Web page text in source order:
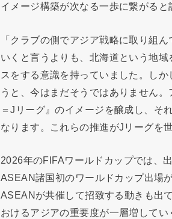
イメージ構築が次なる一歩に繋がると
「クラブの側でアジア戦略に取り組
いくと言うよりも、北海道という地
スをする意識を持っていました。し
うと、今はまだそうではありません
＝Jリーグ』のイメージを醸成し、そ
なります。これらの推進がJリーグを
2026年のFIFAワールドカップでは、
ASEAN諸国初のワールドカップ出場
ASEANが共催して招致する動きも出
おけるアジアの重要度が一層増して